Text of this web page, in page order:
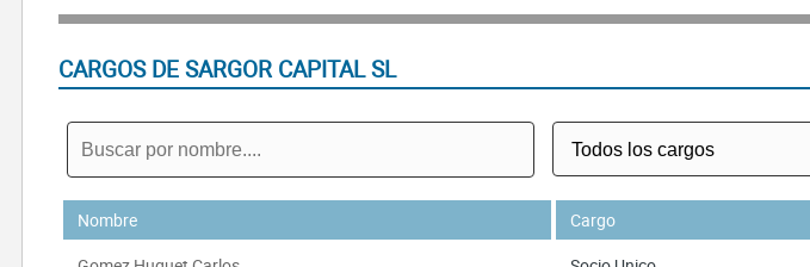
CARGOS DE SARGOR CAPITAL SL
Nombre Cargo